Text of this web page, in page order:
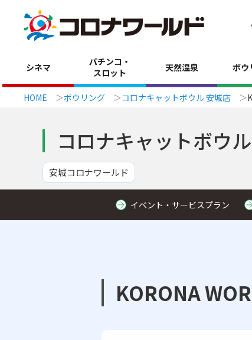
シネマ
パチンコ・
スロット
天然温泉 ボウ
HOME ボウリング コロナキャットボウル 安城店
コロナキャットボウ
安城コロナワールド
イベント・サービスプラン
KORONA